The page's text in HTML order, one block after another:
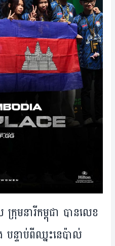
ក្រុម​នារី​កម្ពុជា ​បាន​​លេខ​
បន្ទាប់​ពី​ឈ្នះនេប៉ាល់